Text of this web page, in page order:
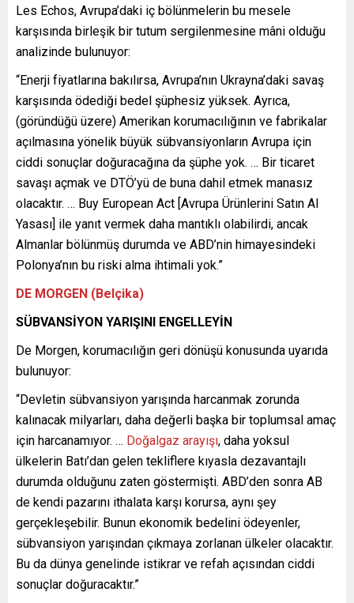
Les Echos, Avrupa’daki iç bölünmelerin bu mesele
karşısında birleşik bir tutum sergilenmesine mâni olduğu
analizinde bulunuyor:
“Enerji fiyatlarına bakılırsa, Avrupa’nın Ukrayna’daki savaş
karşısında ödediği bedel şüphesiz yüksek. Ayrıca,
(göründüğü üzere) Amerikan korumacılığının ve fabrikalar
açılmasına yönelik büyük sübvansiyonların Avrupa için
ciddi sonuçlar doğuracağına da şüphe yok. … Bir ticaret
savaşı açmak ve DTÖ’yü de buna dahil etmek manasız
olacaktır. … Buy European Act [Avrupa Ürünlerini Satın Al
Yasası] ile yanıt vermek daha mantıklı olabilirdi, ancak
Almanlar bölünmüş durumda ve ABD’nin himayesindeki
Polonya’nın bu riski alma ihtimali yok.”
DE MORGEN (Belçika)
SÜBVANSİYON YARIŞINI ENGELLEYİN
De Morgen, korumacılığın geri dönüşü konusunda uyarıda
bulunuyor:
“Devletin sübvansiyon yarışında harcanmak zorunda
kalınacak milyarları, daha değerli başka bir toplumsal amaç
için harcanamıyor. … Doğalgaz arayışı, daha yoksul
ülkelerin Batı’dan gelen tekliflere kıyasla dezavantajlı
durumda olduğunu zaten göstermişti. ABD’den sonra AB
de kendi pazarını ithalata karşı korursa, aynı şey
gerçekleşebilir. Bunun ekonomik bedelini ödeyenler,
sübvansiyon yarışından çıkmaya zorlanan ülkeler olacaktır.
Bu da dünya genelinde istikrar ve refah açısından ciddi
sonuçlar doğuracaktır.”